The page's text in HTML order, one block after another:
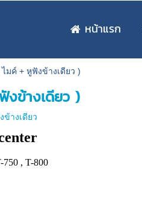
หน้าแรก
มค์ + หูฟังข้างเดียว )
ข้างเดียว )
ข้างเดียว
, T-800